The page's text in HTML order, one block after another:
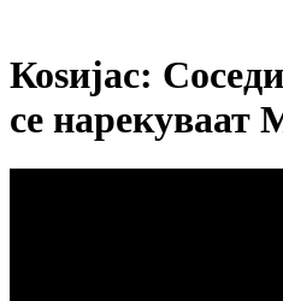
Коѕијас:
се нарекуваат